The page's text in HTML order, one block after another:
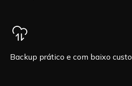
Backup prático e com baixo custo